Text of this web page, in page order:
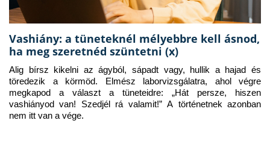
Vashiány: a tüneteknél mélyebbre kell ásnod,
ha meg szeretnéd szüntetni (x)
Alig bírsz kikelni az ágyból, sápadt vagy, hullik a hajad és
töredezik a körmöd. Elmész laborvizsgálatra, ahol végre
megkapod a választ a tüneteidre: „Hát persze, hiszen
vashiányod van! Szedjél rá valamit!” A történetnek azonban
nem itt van a vége.